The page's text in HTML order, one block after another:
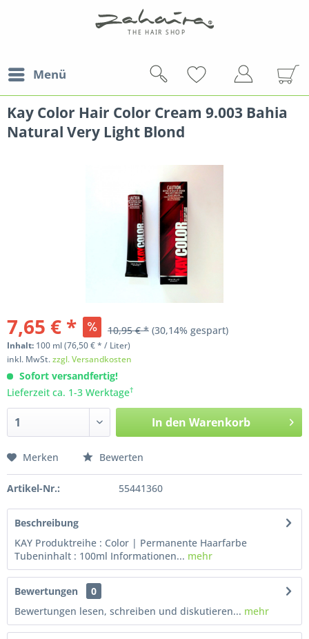
Menü
Kay Color Hair Color Cream 9.003 Bahia
Natural Very Light Blond
7,65 € * 10,95 € * (30,14% gespart)
Inhalt: 100 ml(76,50 € * / Liter)
inkl. MwSt.zzgl. Versandkosten
Sofort versandfertig!
Lieferzeit ca. 1-3 Werktage†
In den Warenkorb
Merken Bewerten
Artikel-Nr.: 55441360
Beschreibung
KAY Produktreihe : Color | Permanente Haarfarbe
Tubeninhalt : 100ml Informationen... mehr
Bewertungen
0
Bewertungen lesen, schreiben und diskutieren... mehr